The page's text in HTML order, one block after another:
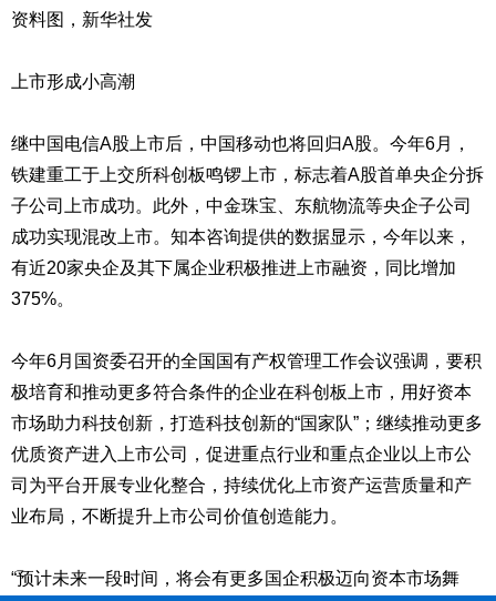
资料图，新华社发
上市形成小高潮
继中国电信A股上市后，中国移动也将回归A股。今年6月，
铁建重工于上交所科创板鸣锣上市，标志着A股首单央企分拆
子公司上市成功。此外，中金珠宝、东航物流等央企子公司
成功实现混改上市。知本咨询提供的数据显示，今年以来，
有近20家央企及其下属企业积极推进上市融资，同比增加
375%。
今年6月国资委召开的全国国有产权管理工作会议强调，要积
极培育和推动更多符合条件的企业在科创板上市，用好资本
市场助力科技创新，打造科技创新的“国家队”；继续推动更多
优质资产进入上市公司，促进重点行业和重点企业以上市公
司为平台开展专业化整合，持续优化上市资产运营质量和产
业布局，不断提升上市公司价值创造能力。
“预计未来一段时间，将会有更多国企积极迈向资本市场舞